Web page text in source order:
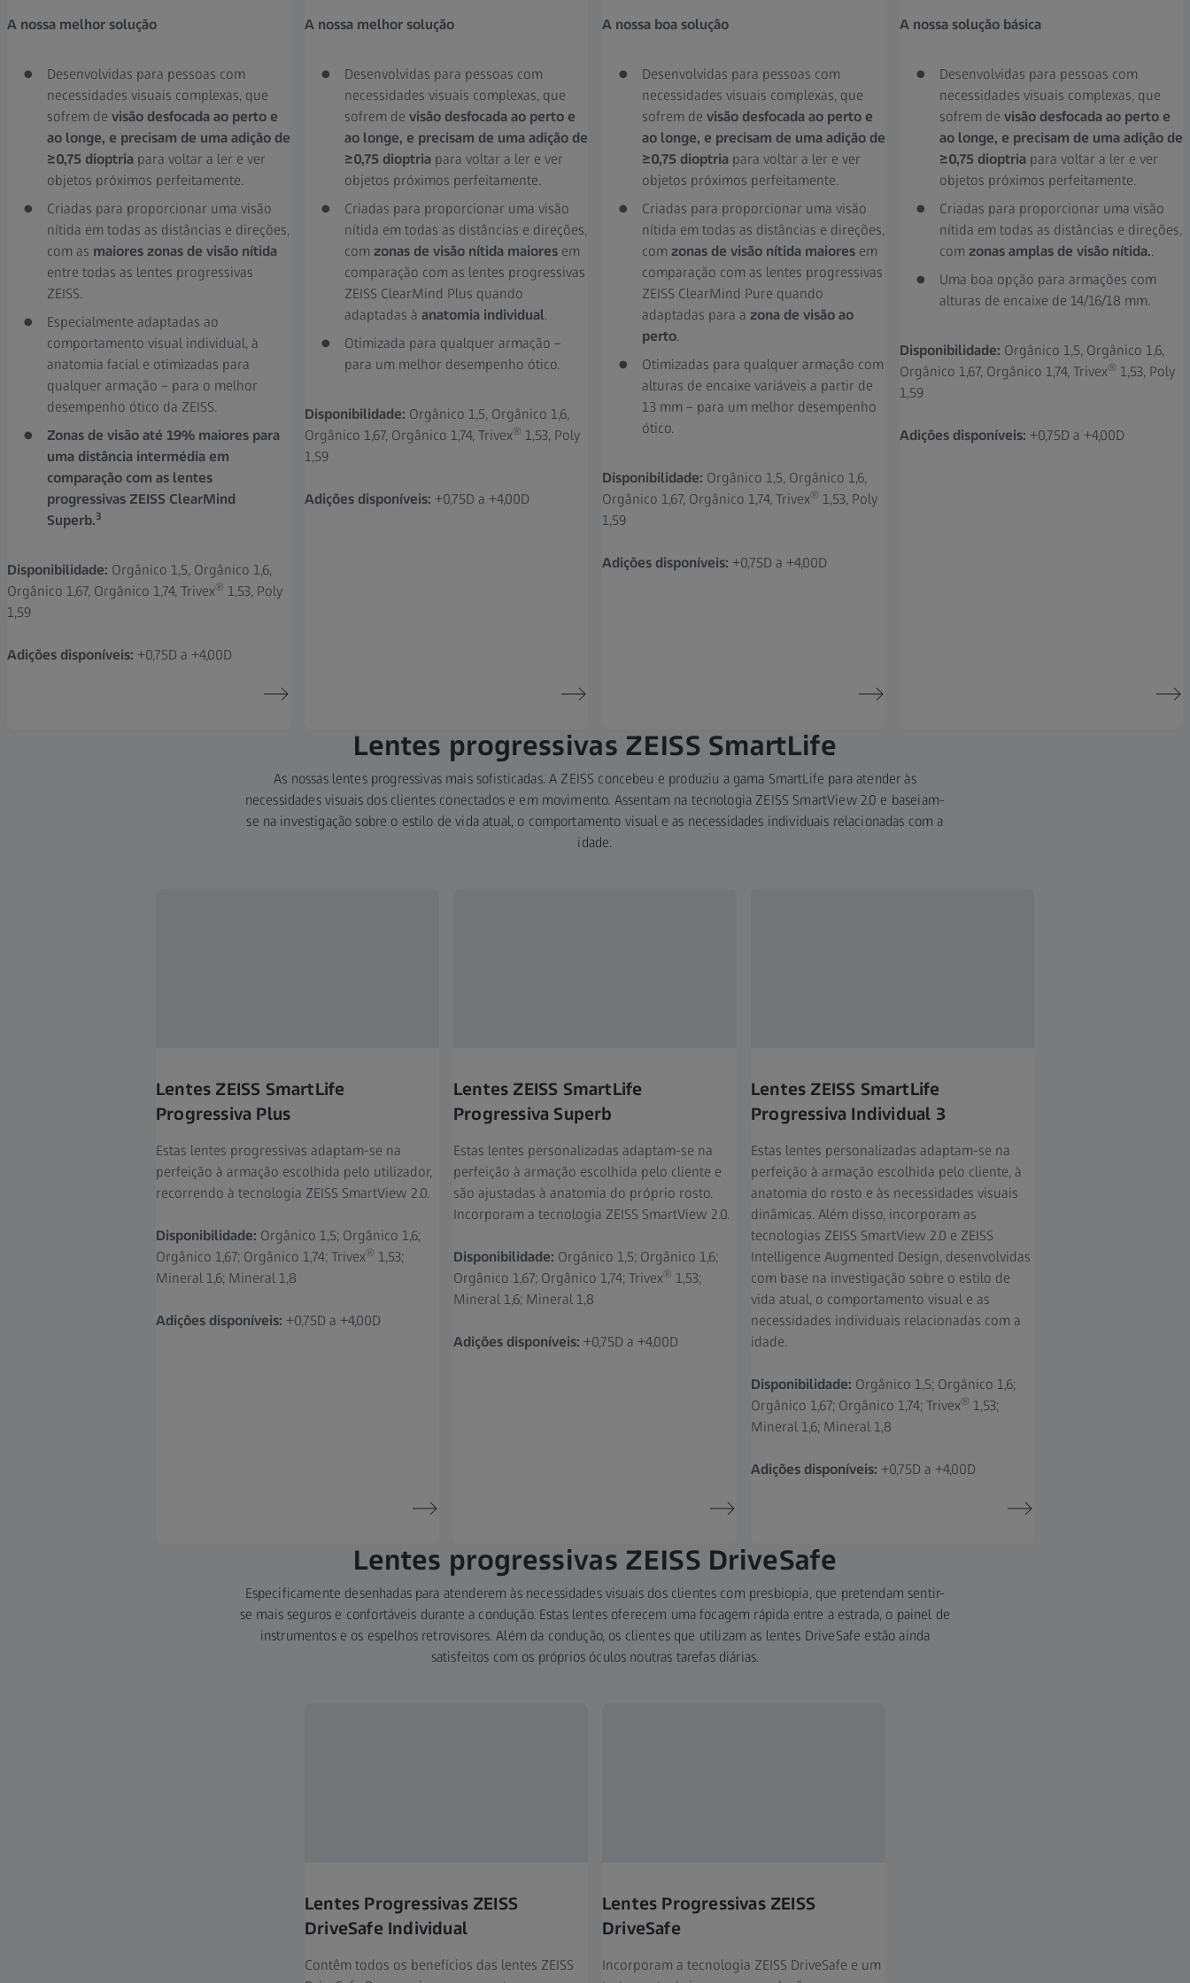
A nossa melhor solução
Desenvolvidas para pessoas com
necessidades visuais complexas, que
sofrem de visão desfocada ao perto e
ao longe, e precisam de uma adição de
≥0,75 dioptriapara voltar a ler e ver
objetos próximos perfeitamente.
Criadas para proporcionar uma visão
nítida em todas as distâncias e direções,
com as maiores zonas de visão nítida
entre todas as lentes progressivas
ZEISS.
Especialmente adaptadas ao
comportamento visual individual, à
anatomia facial e otimizadas para
qualquer armação – para o melhor
desempenho ótico da ZEISS.
Zonas de visão até 19% maiores para
uma distância intermédia em
comparação com as lentes
progressivas ZEISS ClearMind
Superb.3
Disponibilidade: Orgânico 1,5, Orgânico 1,6,
Orgânico 1,67, Orgânico 1,74, Trivex® 1,53, Poly
1,59
Adições disponíveis: +0,75D a +4,00D
A nossa melhor solução
Desenvolvidas para pessoas com
necessidades visuais complexas, que
sofrem de visão desfocada ao perto e
ao longe, e precisam de uma adição de
≥0,75 dioptriapara voltar a ler e ver
objetos próximos perfeitamente.
Criadas para proporcionar uma visão
nítida em todas as distâncias e direções,
com zonas de visão nítida maioresem
comparação com as lentes progressivas
ZEISS ClearMind Plus quando
adaptadas à anatomia individual.
Otimizada para qualquer armação –
para um melhor desempenho ótico.
Disponibilidade: Orgânico 1,5, Orgânico 1,6,
Orgânico 1,67, Orgânico 1,74, Trivex® 1,53, Poly
1,59
Adições disponíveis: +0,75D a +4,00D
A nossa boa solução
Desenvolvidas para pessoas com
necessidades visuais complexas, que
sofrem de visão desfocada ao perto e
ao longe, e precisam de uma adição de
≥0,75 dioptriapara voltar a ler e ver
objetos próximos perfeitamente.
Criadas para proporcionar uma visão
nítida em todas as distâncias e direções,
com zonas de visão nítida maioresem
comparação com as lentes progressivas
ZEISS ClearMind Pure quando
adaptadas para a zona de visão ao
perto.
Otimizadas para qualquer armação com
alturas de encaixe variáveis a partir de
13 mm – para um melhor desempenho
ótico.
Disponibilidade: Orgânico 1,5, Orgânico 1,6,
Orgânico 1,67, Orgânico 1,74, Trivex® 1,53, Poly
1,59
Adições disponíveis: +0,75D a +4,00D
A nossa solução básica
Desenvolvidas para pessoas com
necessidades visuais complexas, que
sofrem de visão desfocada ao perto e
ao longe, e precisam de uma adição de
≥0,75 dioptriapara voltar a ler e ver
objetos próximos perfeitamente.
Criadas para proporcionar uma visão
nítida em todas as distâncias e direções,
com zonas amplas de visão nítida..
Uma boa opção para armações com
alturas de encaixe de 14/16/18 mm.
Disponibilidade: Orgânico 1,5, Orgânico 1,6,
Orgânico 1,67, Orgânico 1,74, Trivex® 1,53, Poly
1,59
Adições disponíveis: +0,75D a +4,00D
Lentes progressivas ZEISS SmartLife
As nossas lentes progressivas mais sofisticadas. A ZEISS concebeu e produziu a gama SmartLife para atender às
necessidades visuais dos clientes conectados e em movimento. Assentam na tecnologia ZEISS SmartView 2.0 e baseiam-
se na investigação sobre o estilo de vida atual, o comportamento visual e as necessidades individuais relacionadas com a
idade.
Lentes ZEISS SmartLife
Progressiva Plus
Estas lentes progressivas adaptam-se na
perfeição à armação escolhida pelo utilizador,
recorrendo à tecnologia ZEISS SmartView 2.0.
Disponibilidade: Orgânico 1,5; Orgânico 1,6;
Orgânico 1,67; Orgânico 1,74; Trivex® 1,53;
Mineral 1,6; Mineral 1,8
Adições disponíveis: +0,75D a +4,00D
Lentes ZEISS SmartLife
Progressiva Superb
Estas lentes personalizadas adaptam-se na
perfeição à armação escolhida pelo cliente e
são ajustadas à anatomia do próprio rosto.
Incorporam a tecnologia ZEISS SmartView 2.0.
Disponibilidade: Orgânico 1,5; Orgânico 1,6;
Orgânico 1,67; Orgânico 1,74; Trivex® 1,53;
Mineral 1,6; Mineral 1,8
Adições disponíveis: +0,75D a +4,00D
Lentes ZEISS SmartLife
Progressiva Individual 3
Estas lentes personalizadas adaptam-se na
perfeição à armação escolhida pelo cliente, à
anatomia do rosto e às necessidades visuais
dinâmicas. Além disso, incorporam as
tecnologias ZEISS SmartView 2.0 e ZEISS
Intelligence Augmented Design, desenvolvidas
com base na investigação sobre o estilo de
vida atual, o comportamento visual e as
necessidades individuais relacionadas com a
idade.
Disponibilidade: Orgânico 1,5; Orgânico 1,6;
Orgânico 1,67; Orgânico 1,74; Trivex® 1,53;
Mineral 1,6; Mineral 1,8
Adições disponíveis: +0,75D a +4,00D
Lentes progressivas ZEISS DriveSafe
Especificamente desenhadas para atenderem às necessidades visuais dos clientes com presbiopia, que pretendam sentir-
se mais seguros e confortáveis durante a condução. Estas lentes oferecem uma focagem rápida entre a estrada, o painel de
instrumentos e os espelhos retrovisores. Além da condução, os clientes que utilizam as lentes DriveSafe estão ainda
satisfeitos com os próprios óculos noutras tarefas diárias.
Lentes Progressivas ZEISS
DriveSafe Individual
Contêm todos os benefícios das lentes ZEISS
Lentes Progressivas ZEISS
DriveSafe
Incorporam a tecnologia ZEISS DriveSafe e um